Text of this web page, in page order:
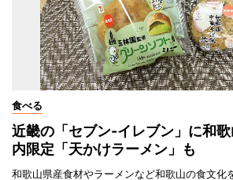
食べる
近畿の「セブン-イレブン」に和
内限定「天かけラーメン」も
和歌山県産食材やラーメンなど和歌山の食文化